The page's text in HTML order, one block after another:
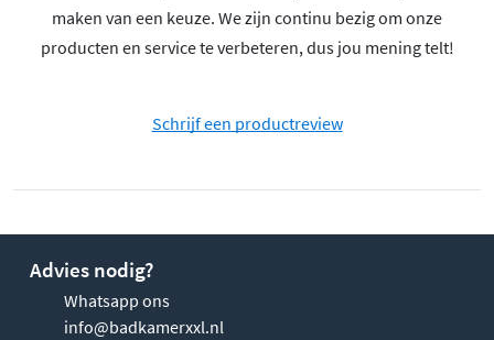
maken van een keuze. We zijn continu bezig om onze
producten en service te verbeteren, dus jou mening telt!
Schrijf een productreview
Advies nodig?
Whatsapp ons
info@badkamerxxl.nl